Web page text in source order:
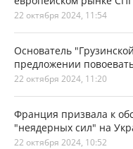
22 октября 2024, 11:54
Основатель
предложении
22 октября 2024, 11:20
Франция призвала к
"неядерных сил" на
22 октября 2024, 10:52